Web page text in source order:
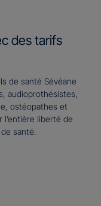
des tarifs
de santé Sévéane
audioprothésistes,
ostéopathes et
l’entière liberté de
santé.